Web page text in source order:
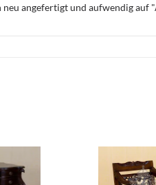
angefertigt und aufwendig